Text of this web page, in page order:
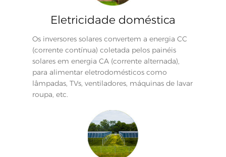
Eletricidade doméstica
Os inversores solares convertem a energia CC
(corrente contínua) coletada pelos painéis
solares em energia CA (corrente alternada),
para alimentar eletrodomésticos como
lâmpadas, TVs, ventiladores, máquinas de lavar
roupa, etc.